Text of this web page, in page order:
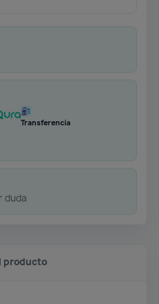
Transferencia
duda
producto